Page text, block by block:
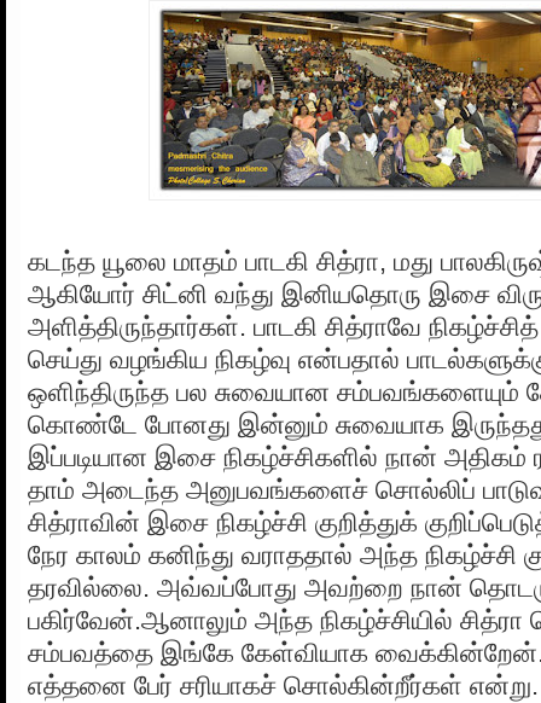
கடந்த யூலை மாதம் பாடகி சித்ரா, மது
ஆகியோர் சிட்னி வந்து இனியதொரு இசை
அளித்திருந்தார்கள். பாடகி சித்ராவே
செய்து வழங்கிய நிகழ்வு என்பதால்
ஒளிந்திருந்த பல சுவையான சம்பவங்களையும்
கொண்டே போனது இன்னும் சுவையாக
இப்படியான இசை நிகழ்ச்சிகளில் நான் அதிகம்
தாம் அடைந்த அனுபவங்களைச் சொல்லிப்
சித்ராவின் இசை நிகழ்ச்சி குறித்துக்
நேர காலம் கனிந்து வராததால் அந்த நிகழ்ச்சி
தரவில்லை. அவ்வப்போது அவற்றை நான்
பகிர்வேன்.ஆனாலும் அந்த நிகழ்ச்சியில்
சம்பவத்தை இங்கே கேள்வியாக வைக்கின்றேன்.
எத்தனை பேர் சரியாகச் சொல்கின்றீர்கள் என்று.